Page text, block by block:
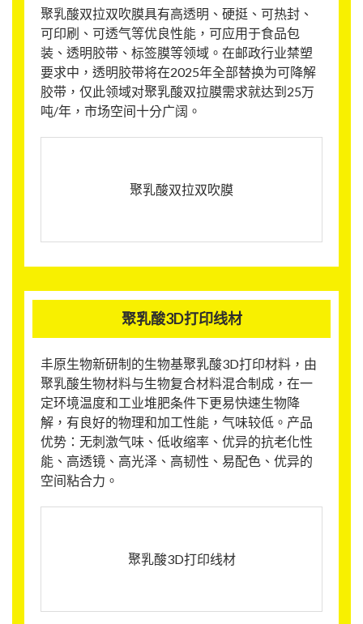
聚乳酸双拉双吹膜具有高透明、硬挺、可热封、
可印刷、可透气等优良性能，可应用于食品包
装、透明胶带、标签膜等领域。在邮政行业禁塑
要求中，透明胶带将在2025年全部替换为可降解
胶带，仅此领域对聚乳酸双拉膜需求就达到25万
吨/年，市场空间十分广阔。
聚乳酸双拉双吹膜
聚乳酸3D打印线材
丰原生物新研制的生物基聚乳酸3D打印材料，由
聚乳酸生物材料与生物复合材料混合制成，在一
定环境温度和工业堆肥条件下更易快速生物降
解，有良好的物理和加工性能，气味较低。产品
优势：无刺激气味、低收缩率、优异的抗老化性
能、高透镜、高光泽、高韧性、易配色、优异的
空间粘合力。
聚乳酸3D打印线材